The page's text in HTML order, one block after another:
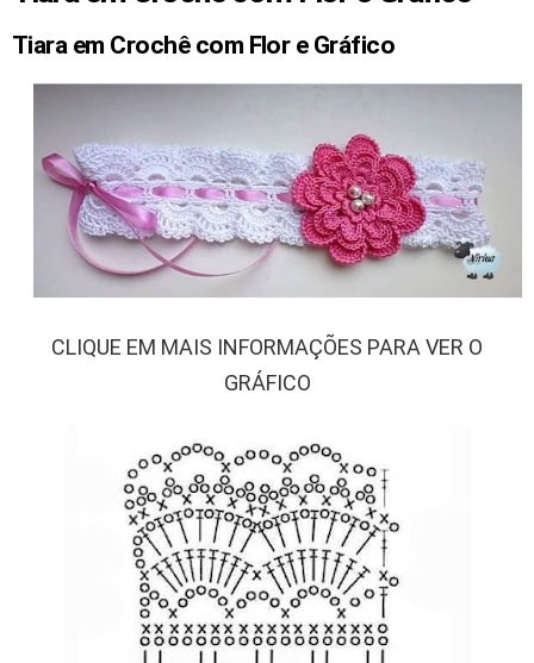
Tiara em Crochê com Flor e Gráfico
CLIQUE EM MAIS INFORMAÇÕES PARA VER O
GRÁFICO